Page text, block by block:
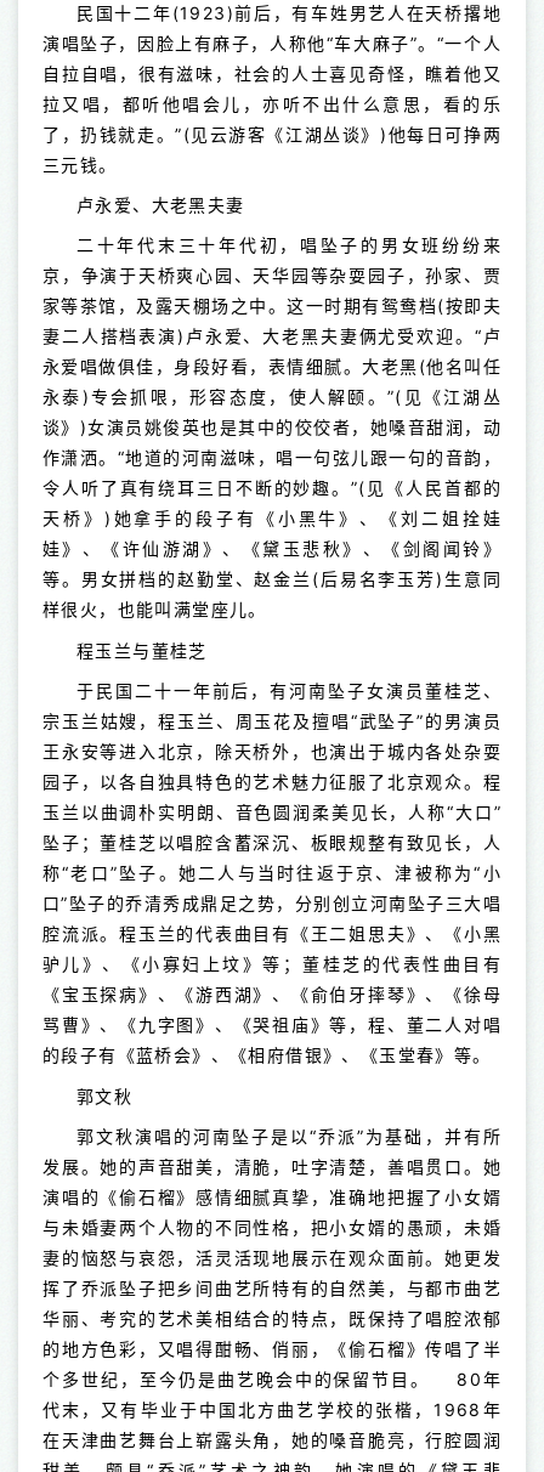
民国十二年(1923)前后，有车姓男艺人在天桥撂地
演唱坠子，因脸上有麻子，人称他“车大麻子”。“一个人
自拉自唱，很有滋味，社会的人士喜见奇怪，瞧着他又
拉又唱，都听他唱会儿，亦听不出什么意思，看的乐
了，扔钱就走。”(见云游客《江湖丛谈》)他每日可挣两
三元钱。
卢永爱、大老黑夫妻
二十年代末三十年代初，唱坠子的男女班纷纷来
京，争演于天桥爽心园、天华园等杂耍园子，孙家、贾
家等茶馆，及露天棚场之中。这一时期有鸳鸯档(按即夫
妻二人搭档表演)卢永爱、大老黑夫妻俩尤受欢迎。“卢
永爱唱做俱佳，身段好看，表情细腻。大老黑(他名叫任
永泰)专会抓哏，形容态度，使人解颐。”(见《江湖丛
谈》)女演员姚俊英也是其中的佼佼者，她嗓音甜润，动
作潇洒。“地道的河南滋味，唱一句弦儿跟一句的音韵，
令人听了真有绕耳三日不断的妙趣。”(见《人民首都的
天桥》)她拿手的段子有《小黑牛》、《刘二姐拴娃
娃》、《许仙游湖》、《黛玉悲秋》、《剑阁闻铃》
等。男女拼档的赵勤堂、赵金兰(后易名李玉芳)生意同
样很火，也能叫满堂座儿。
程玉兰与董桂芝
于民国二十一年前后，有河南坠子女演员董桂芝、
宗玉兰姑嫂，程玉兰、周玉花及擅唱“武坠子”的男演员
王永安等进入北京，除天桥外，也演出于城内各处杂耍
园子，以各自独具特色的艺术魅力征服了北京观众。程
玉兰以曲调朴实明朗、音色圆润柔美见长，人称“大口”
坠子；董桂芝以唱腔含蓄深沉、板眼规整有致见长，人
称“老口”坠子。她二人与当时往返于京、津被称为“小
口”坠子的乔清秀成鼎足之势，分别创立河南坠子三大唱
腔流派。程玉兰的代表曲目有《王二姐思夫》、《小黑
驴儿》、《小寡妇上坟》等；董桂芝的代表性曲目有
《宝玉探病》、《游西湖》、《俞伯牙摔琴》、《徐母
骂曹》、《九字图》、《哭祖庙》等，程、董二人对唱
的段子有《蓝桥会》、《相府借银》、《玉堂春》等。
郭文秋
郭文秋演唱的河南坠子是以“乔派”为基础，并有所
发展。她的声音甜美，清脆，吐字清楚，善唱贯口。她
演唱的《偷石榴》感情细腻真挚，准确地把握了小女婿
与未婚妻两个人物的不同性格，把小女婿的愚顽，未婚
妻的恼怒与哀怨，活灵活现地展示在观众面前。她更发
挥了乔派坠子把乡间曲艺所特有的自然美，与都市曲艺
华丽、考究的艺术美相结合的特点，既保持了唱腔浓郁
的地方色彩，又唱得酣畅、俏丽，《偷石榴》传唱了半
个多世纪，至今仍是曲艺晚会中的保留节目。 80年
代末，又有毕业于中国北方曲艺学校的张楷，1968年
在天津曲艺舞台上崭露头角，她的嗓音脆亮，行腔圆润